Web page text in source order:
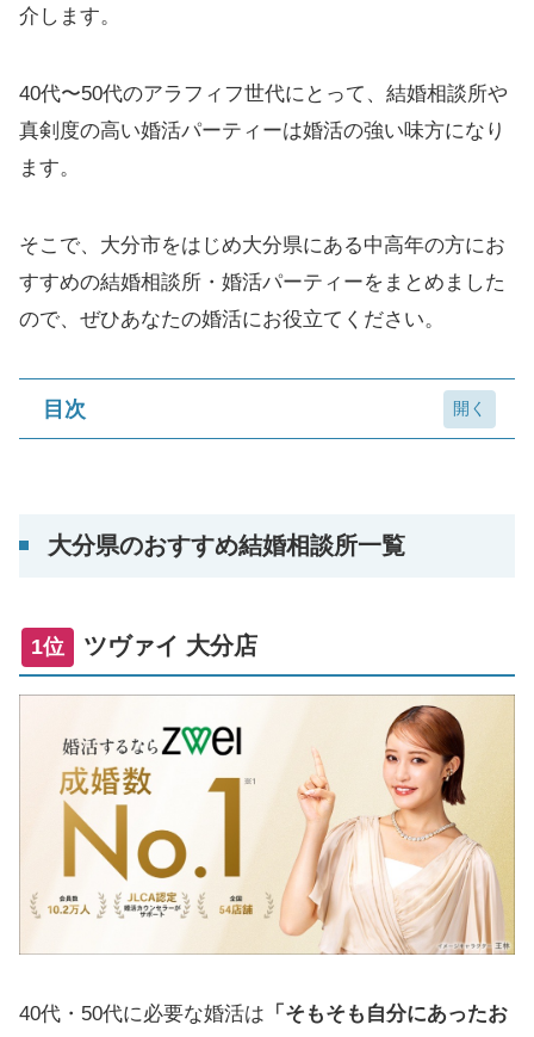
介します。
40代〜50代のアラフィフ世代にとって、結婚相談所や
真剣度の高い婚活パーティーは婚活の強い味方になり
ます。
そこで、大分市をはじめ大分県にある中高年の方にお
すすめの結婚相談所・婚活パーティーをまとめました
ので、ぜひあなたの婚活にお役立てください。
目次
2位 オーネット サテライト大分
結婚相談所選びに迷ったら
大分県の全国展開型結婚相談所一覧
ノッツェ.サテライト大分
大分県の地域密着型結婚相談所一覧
flower
オフィス五番街
アルシェ
大分県のおすすめ結婚相談所一覧
1位 ツヴァイ 大分店
40代・50代に必要な婚活は 「そもそも自分にあったお